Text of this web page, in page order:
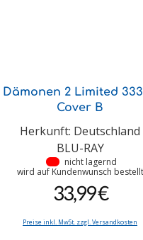
2 Limited
Cover B
Herkunft: Deutschland
BLU-RAY
nicht lagernd
wird auf Kundenwunsch bestellt
33,99 €
Preise inkl. MwSt. zzgl. Versandkosten